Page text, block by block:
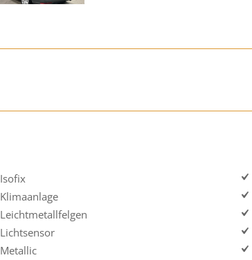
Isofix
Klimaanlage
Leichtmetallfelgen
Lichtsensor
Metallic